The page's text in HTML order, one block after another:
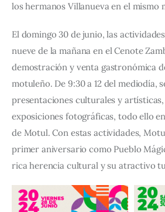
los hermanos Villanueva en el mismo
El domingo 30 de junio, las
nueve de la mañana en el Cenote
demostración y venta gastronómica
motuleño. De 9:30 a 12 del mediodía,
presentaciones culturales y
exposiciones fotográficas, todo ello
de Motul. Con estas actividades,
primer aniversario como Pueblo
rica herencia cultural y su atractivo